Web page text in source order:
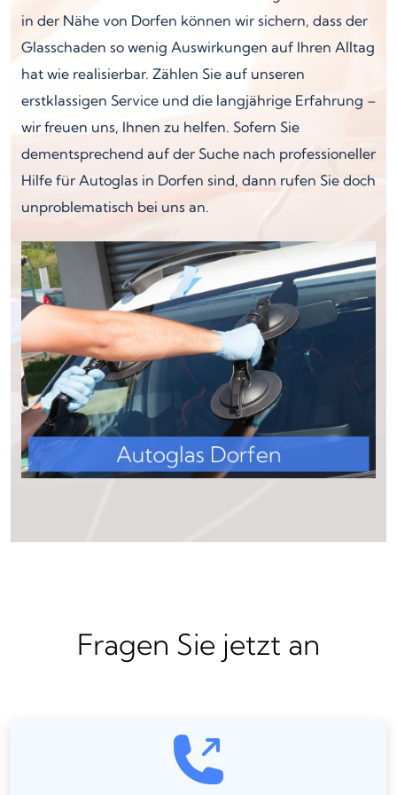
in der Nähe von Dorfen können wir sichern, dass der
Glasschaden so wenig Auswirkungen auf Ihren Alltag
hat wie realisierbar. Zählen Sie auf unseren
erstklassigen Service und die langjährige Erfahrung –
wir freuen uns, Ihnen zu helfen. Sofern Sie
dementsprechend auf der Suche nach professioneller
Hilfe für Autoglas in Dorfen sind, dann rufen Sie doch
unproblematisch bei uns an.
Fragen Sie jetzt an